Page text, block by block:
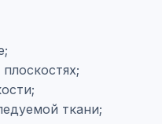
ткани;